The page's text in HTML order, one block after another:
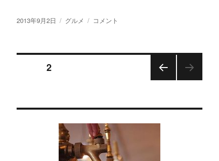
投
2013年9月2日
カ
リ
グルメ
【画
り】
神
フ
ァ
ン
と
コメント
の
ページ2